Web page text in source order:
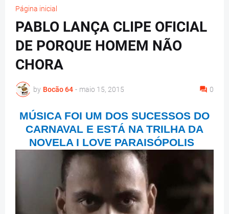
Página inicial
PABLO LANÇA CLIPE OFICIAL
DE PORQUE HOMEM NÃO
CHORA
by Bocão 64 - maio 15, 2015 0
MÚSICA FOI UM DOS SUCESSOS DO
CARNAVAL E ESTÁ NA TRILHA DA
NOVELA I LOVE PARAISÓPOLIS